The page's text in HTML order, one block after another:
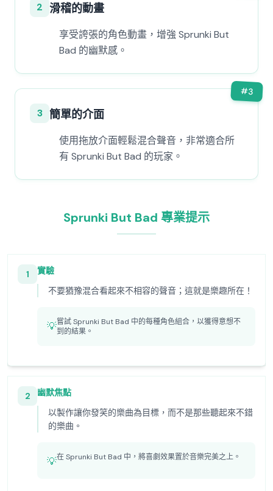
2 滑稽的動畫
享受誇張的角色動畫，增強 Sprunki But
Bad 的幽默感。
#3
3 簡單的介面
使用拖放介面輕鬆混合聲音，非常適合所
有 Sprunki But Bad 的玩家。
Sprunki But Bad 專業提示
1
實驗
不要猶豫混合看起來不相容的聲音；這就是樂趣所在！
💡嘗試 Sprunki But Bad 中的每種角色組合，以獲得意想不
到的結果。
2
幽默焦點
以製作讓你發笑的樂曲為目標，而不是那些聽起來不錯
的樂曲。
💡在 Sprunki But Bad 中，將喜劇效果置於音樂完美之上。